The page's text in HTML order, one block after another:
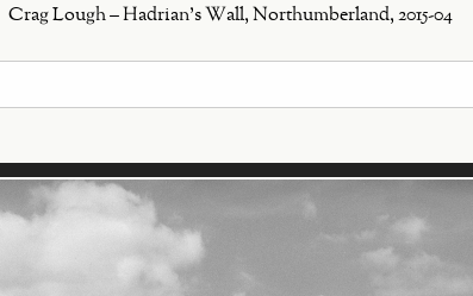
Crag Lough – Hadrian's Wall, Northumberland, 2015-04